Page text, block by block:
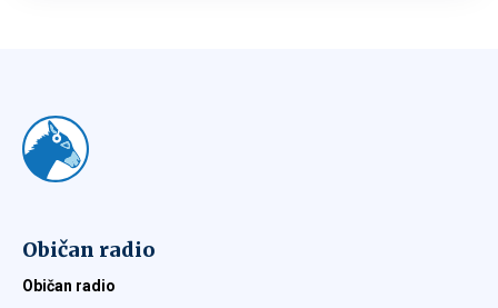
Običan radio
Običan radio